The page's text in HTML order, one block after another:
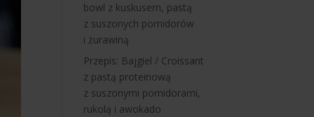
bowl z kuskusem, pastą
z suszonych pomidorów
i żurawiną
Przepis: Bajgiel / Croissant
z pastą proteinową
z suszonymi pomidorami,
rukolą i awokado